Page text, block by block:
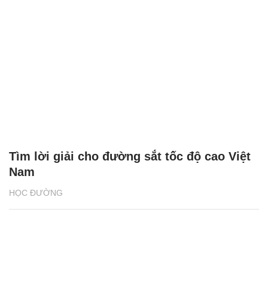
HỌC ĐƯỜNG
Tìm lời giải cho đường sắt tốc độ cao Việt
Nam